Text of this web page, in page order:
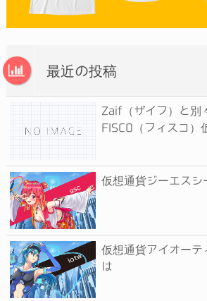
最近の投稿
Zaif（ザイフ）と別
FISCO（フィスコ）
仮想通貨ジーエスシ
仮想通貨アイオーテ
は